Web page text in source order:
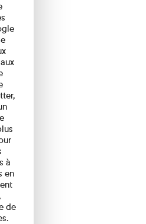
à
en
de